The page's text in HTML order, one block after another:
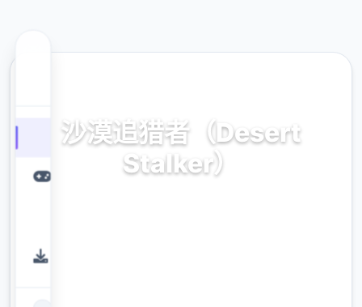
沙漠追猎者（Desert
Stalker）